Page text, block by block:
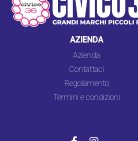
AZIENDA
Azienda
Contattaci
Regolamento
Termini e condizioni